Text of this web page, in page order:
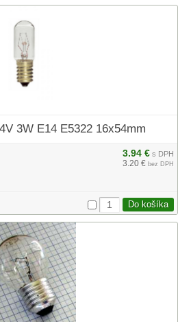
3W E14 E5322 16x54mm
3.94 € s DPH
3.20 € bez DPH